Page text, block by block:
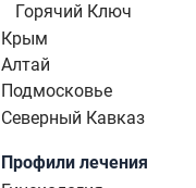
Горячий Ключ
Крым
Алтай
Подмосковье
Северный Кавказ
Профили лечения